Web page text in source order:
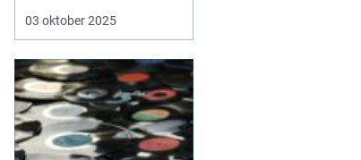
som har stått emot
sportutrustning till en
stilmarkör, kepsar finns
överallt och Stockholm...
03 oktober 2025